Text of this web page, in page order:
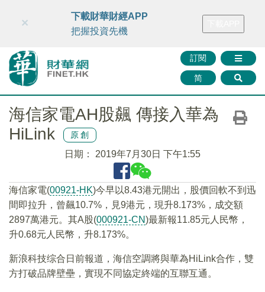
財華智庫網 FINTV FINMETA 財華證券 媒體矩陣
訂閱
简
×
下載財華財經APP
把握投資先機
海信家電AH股飆 傳接入華為
HiLink
原創
日期： 2019年7月30日 下午1:55
海信家電(00921-HK)今早以8.43港元開出，股價回軟不到迅
間即拉升，曾飆10.7%，見9港元，現升8.173%，成交額
2897萬港元。其A股(000921-CN)最新報11.85元人民幣，
升0.68元人民幣，升8.173%。
新浪科技综合日前報道，海信空調將與華為HiLink合作，雙
方打破品牌壁壘，實現不同協定終端的互聯互通。